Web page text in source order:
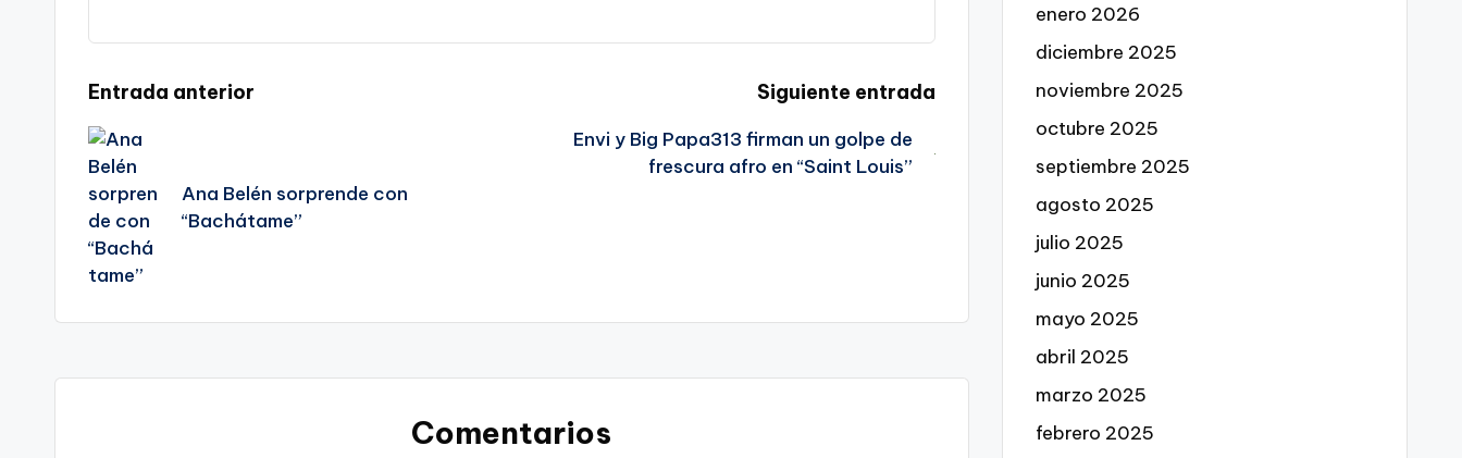
Navegación
de
entradas
Entrada anterior
Ana Belén sorprende con
“Bachátame”
Siguiente entrada
Envi y Big Papa313 firman un golpe de
frescura afro en “Saint Louis”
Comentarios
enero 2026
diciembre 2025
noviembre 2025
octubre 2025
septiembre 2025
agosto 2025
julio 2025
junio 2025
mayo 2025
abril 2025
marzo 2025
febrero 2025